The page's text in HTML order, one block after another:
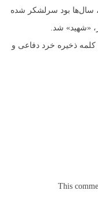
سال‌ها بود سرلشکر شده
«شهید» شد.
ذخیره خرد دفاعی و
This